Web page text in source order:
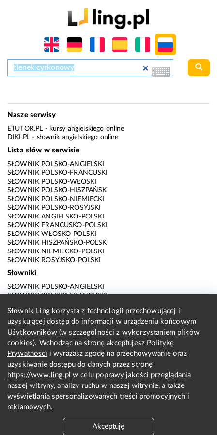
Nasze serwisy
ETUTOR.PL - kursy angielskiego online
DIKI.PL - słownik angielskiego online
Lista słów w serwisie
SŁOWNIK POLSKO-ANGIELSKI
SŁOWNIK POLSKO-FRANCUSKI
SŁOWNIK POLSKO-WŁOSKI
SŁOWNIK POLSKO-HISZPAŃSKI
SŁOWNIK POLSKO-NIEMIECKI
SŁOWNIK POLSKO-ROSYJSKI
SŁOWNIK ANGIELSKO-POLSKI
SŁOWNIK FRANCUSKO-POLSKI
SŁOWNIK WŁOSKO-POLSKI
SŁOWNIK HISZPAŃSKO-POLSKI
SŁOWNIK NIEMIECKO-POLSKI
SŁOWNIK ROSYJSKO-POLSKI
Słowniki
SŁOWNIK POLSKO-ANGIELSKI
SŁOWNIK POLSKO-FRANCUSKI
SŁOWNIK POLSKO-HISZPAŃSKI
SŁOWNIK POLSKO-NIEMIECKI
SŁOWNIK POLSKO-ROSYJSKI
SŁOWNIK ANGIELSKO-POLSKI
SŁOWNIK FRANCUSKO-POLSKI
SŁOWNIK WŁOSKO-POLSKI
SŁOWNIK HISZPAŃSKO-POLSKI
SŁOWNIK NIEMIECKO-POLSKI
SŁOWNIK ROSYJSKO-POLSKI
O nas
KONTAKT Z REDAKCJĄ
Słownik Ling korzysta z technologii przechowującej i
uzyskującej dostęp do informacji w urządzeniu końcowym
Użytkowników (w szczególności z wykorzystaniem plików
cookies). Wchodząc na stronę akceptujesz Politykę
Prywatności i wyrażasz zgodę na przechowywanie oraz
uzyskiwanie dostępu do danych przez stronę
https://www.ling.plw celu poprawy jakości przeglądania
naszej witryny, analizy ruchu w naszej witrynie, a także
wyświetlania spersonalizowanych treści promocyjnych i
reklamowych.
Akceptuję